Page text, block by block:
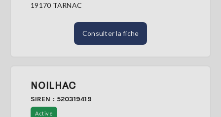
19170 TARNAC
Consulter la fiche
NOILHAC
SIREN : 520319419
Active